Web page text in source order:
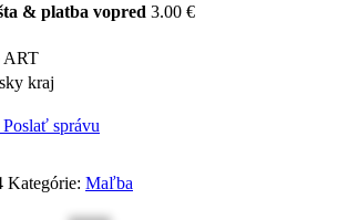
& platba vopred 3.00 €
ART
kraj
Poslať správu
Kategórie: Maľba